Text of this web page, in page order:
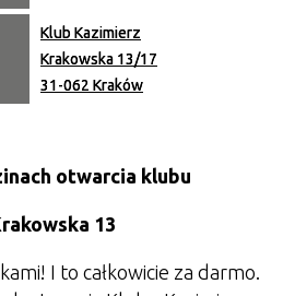
Klub Kazimierz
Krakowska 13/17
31-062 Kraków
otwarcia klubu
13
I to całkowicie za darmo.